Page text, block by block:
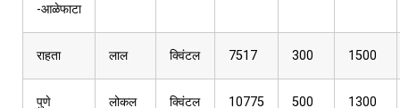
-आळेफाटा
राहता लाल क्विंटल 7517 300 1500
पुणे लोकल क्विंटल 10775 500 1300